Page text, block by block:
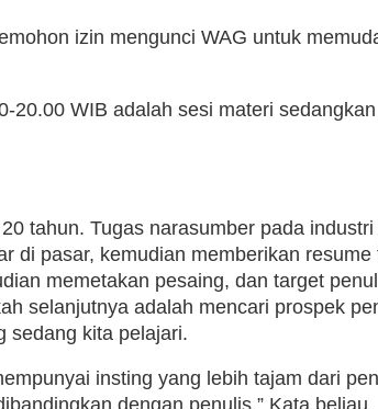
izin mengunci WAG untuk
20.00 WIB adalah sesi materi
tahun. Tugas narasumber pada
di pasar, kemudian memberikan resume
memetakan pesaing, dan target
selanjutnya adalah mencari prospek
sedang kita pelajari.
insting yang lebih tajam dari